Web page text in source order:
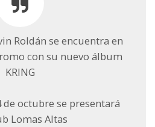
Roldán se encuentra en
con su nuevo álbum
KRING
de octubre se presentará
Lomas Altas